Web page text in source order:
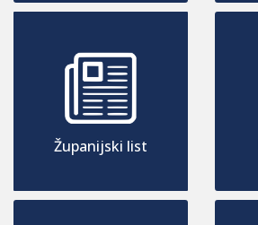
Županijski list